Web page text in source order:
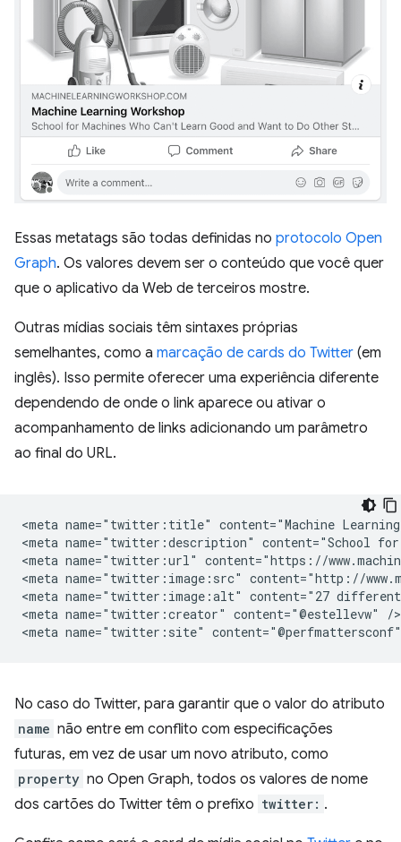
Essas metatags são todas definidas no protocolo Open
Graph. Os valores devem ser o conteúdo que você quer
que o aplicativo da Web de terceiros mostre.
Outras mídias sociais têm sintaxes próprias
semelhantes, como a marcação de cards do Twitter (em
inglês). Isso permite oferecer uma experiência diferente
dependendo de onde o link aparece ou ativar o
acompanhamento de links adicionando um parâmetro
ao final do URL.
<meta name="twitter:title" content="Machine Learning
<meta name="twitter:description" content="School
<meta name="twitter:url" content="https://
<meta name="twitter:image:src" content="http://
<meta name="twitter:image:alt" content="27
<meta name="twitter:creator" content="@estellevw" />
No caso do Twitter, para garantir que o valor do atributo
name não entre em conflito com especificações
futuras, em vez de usar um novo atributo, como
property no Open Graph, todos os valores de nome
dos cartões do Twitter têm o prefixo twitter: .